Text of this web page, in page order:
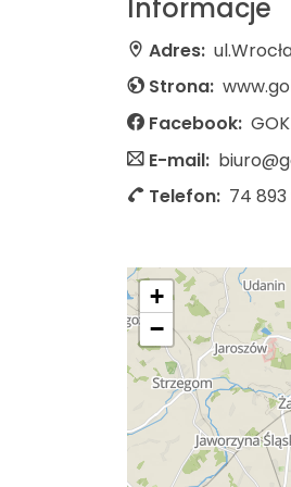
Informacje
Adres:
Strona:
Facebook:
E-mail:
Telefon: 74 893
+
−